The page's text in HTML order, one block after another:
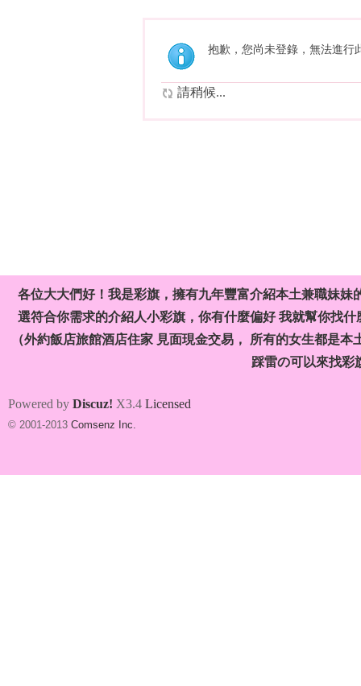
抱歉，您尚未登錄，無法進行
請稍候...
各位大大們好！我是彩旗，擁有九年豐富介紹本土兼職妹
選符合你需求的介紹人小彩旗，你有什麼偏好 我就幫你找
（外約飯店旅館酒店住家 見面現金交易， 所有的女生都是
踩雷の可以來找彩
Powered by Discuz! X3.4 Licensed
© 2001-2013 Comsenz Inc.